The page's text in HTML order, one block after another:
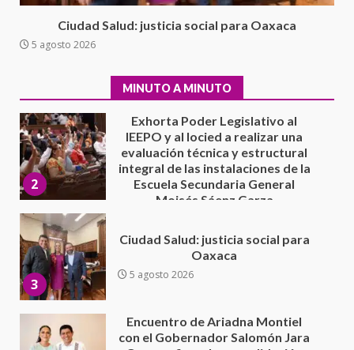
Ciudad Salud: justicia social para Oaxaca
5 agosto 2026
MINUTO A MINUTO
Exhorta Poder Legislativo al
IEEPO y al Iocied a realizar una
Escuela Secundaria General
Moisés Sáenz Garza
5 agosto 2026
3
Ciudad Salud: justicia social para
Oaxaca
5 agosto 2026
4
con el Gobernador Salomón Jara
Cruz reafirma la consolidación
de la transformación en
Secretaría de Gobierno refuerza